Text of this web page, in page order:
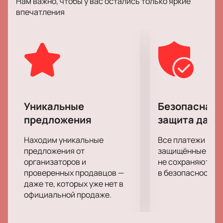
мир, где реальность и фантазия переплетаются,
создавая неповторимую атмосферу.
события, которое откроет вам новые грани
искусства. Спектакль «Сегодня 2016 -...» обещает
быть насыщенным и захватывающим, оставляя
незабываемые впечатления.
в Александринском театре
можно удобно и
безопасно на нашем сайте. Мы гарантируем вам
простоту и надежность процесса покупки билетов.
Не упустите возможность стать частью этого
события и приобрести билеты уже сейчас.
впечатления
Уникальные
предложения
Находим уникальные
предложения от
организаторов и
проверенных продавцов —
даже те, которых уже нет в
официальной продаже.
Безопасная
защита
Все платежи
защищённые
не сохраняются
в безопасности.